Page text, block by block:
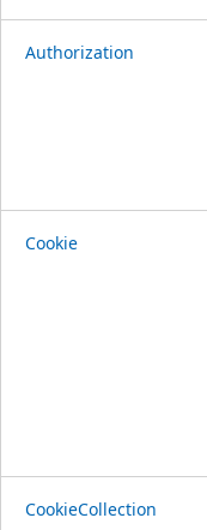
Authorization
Cookie
CookieCollection